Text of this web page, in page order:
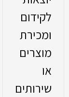
לקידום
ומכירת
מוצרים
או
שירותים